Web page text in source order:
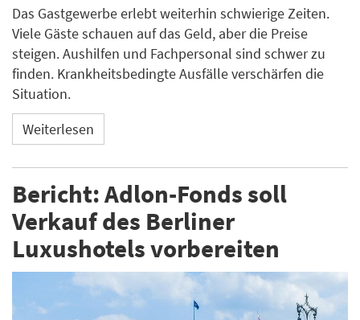
Das Gastgewerbe erlebt weiterhin schwierige Zeiten.
Viele Gäste schauen auf das Geld, aber die Preise
steigen. Aushilfen und Fachpersonal sind schwer zu
finden. Krankheitsbedingte Ausfälle verschärfen die
Situation.
Weiterlesen
Bericht: Adlon-Fonds soll
Verkauf des Berliner
Luxushotels vorbereiten